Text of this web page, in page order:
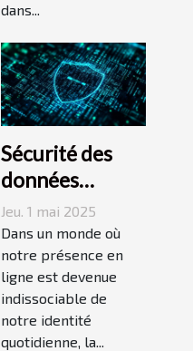
dans...
Sécurité des
données
personnelles en
ligne Méthodes
efficaces pour
protéger votre
vie privée sur
Internet
Jeu. 1 mai 2025
Dans un monde où
notre présence en
ligne est devenue
indissociable de
notre identité
quotidienne, la...